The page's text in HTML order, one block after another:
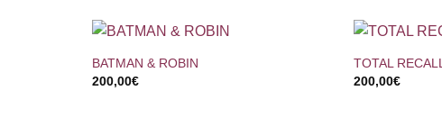
+
BATMAN & ROBIN
200,00€
+
TOTAL RECALL
200,00€